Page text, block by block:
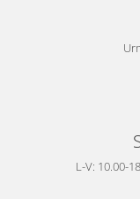
L-V: 10.00-